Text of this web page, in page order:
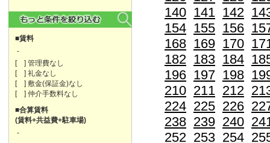
■賃料
-
[ ] 管理費なし
[ ] 礼金なし
[ ] 敷金(保証金)なし
[ ] 仲介手数料なし
■合算賃料
(賃料+共益費+駐車場)
-
140 141 142
154 155 156
168 169 170
182 183 184
196 197 198
210 211 212
224 225 226
238 239 240
252 253 254